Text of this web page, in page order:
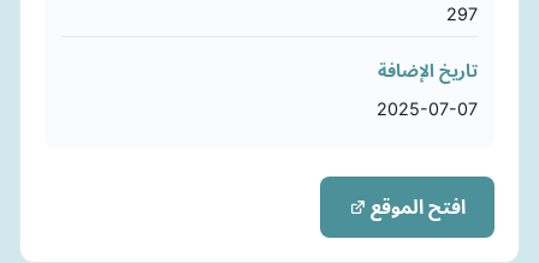
297
تاريخ الإضافة
2025-07-07
افتح الموقع